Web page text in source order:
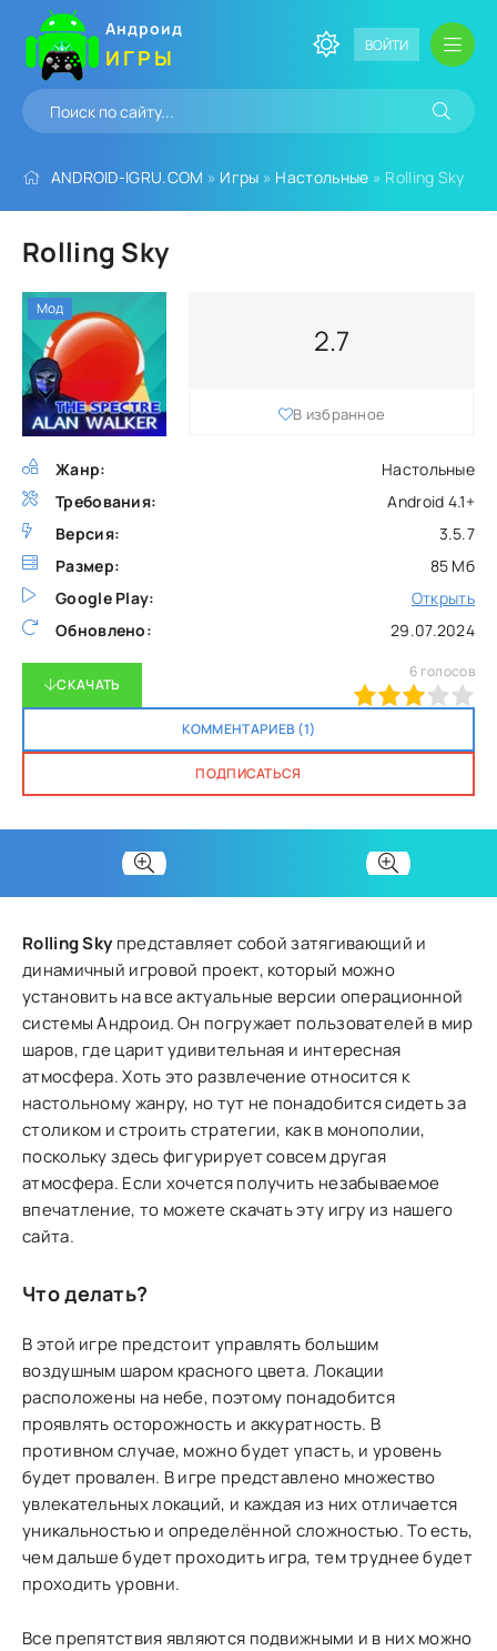
Андроид
ИГРЫ ВОЙТИ
ANDROID-IGRU.COM » Игры » Настольные » Rolling Sky
Rolling Sky
Жанр:
Настольные
Требования:
Android 4.1+
Версия:
3.5.7
Размер:
85 Мб
Google Play:
Открыть
Обновлено:
29.07.2024
2.7
В избранное
СКАЧАТЬ
КОММЕНТАРИЕВ (1)
ПОДПИСАТЬСЯ
6 голосов
Мод
Rolling Skyпредставляет собой затягивающий и
динамичный игровой проект, который можно
установить на все актуальные версии операционной
системы Андроид. Он погружает пользователей в мир
шаров, где царит удивительная и интересная
атмосфера. Хоть это развлечение относится к
настольному жанру, но тут не понадобится сидеть за
столиком и строить стратегии, как в монополии,
поскольку здесь фигурирует совсем другая
атмосфера. Если хочется получить незабываемое
впечатление, то можете скачать эту игру из нашего
сайта.
Что делать?
В этой игре предстоит управлять большим
воздушным шаром красного цвета. Локации
расположены на небе, поэтому понадобится
проявлять осторожность и аккуратность. В
противном случае, можно будет упасть, и уровень
будет провален. В игре представлено множество
увлекательных локаций, и каждая из них отличается
уникальностью и определённой сложностью. То есть,
чем дальше будет проходить игра, тем труднее будет
проходить уровни.
Все препятствия являются подвижными и в них можно